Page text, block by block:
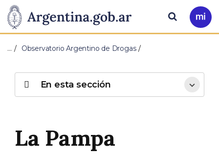
Presidencia
de
Nación
Pasar al contenido principal
Ir
a
Buscar
… Observatorio Argentino de Drogas
La Pampa
En esta sección